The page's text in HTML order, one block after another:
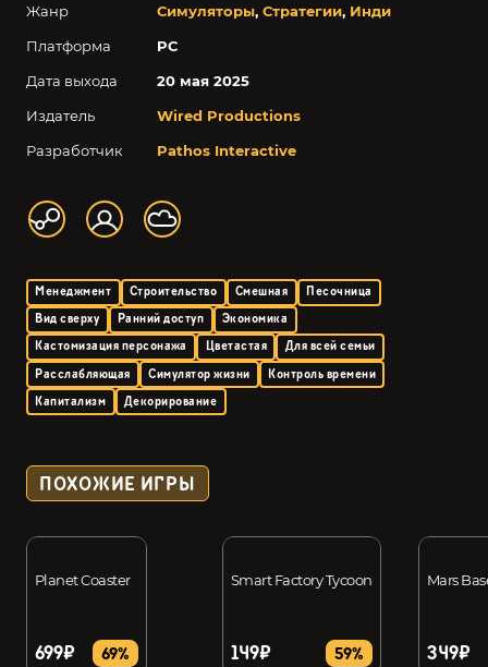
Жанр Симуляторы, Стратегии, Инди
Платформа
PC
Дата выхода
20 мая 2025
Издатель
Wired Productions
Разработчик
Pathos Interactive
Менеджмент Строительство Смешная
Песочница
Вид сверху
Ранний доступ
Экономика
Кастомизация персонажа
Цветастая
Для всей семьи
Расслабляющая
Симулятор жизни
Контроль времени
Капитализм
Декорирование
ПОХОЖИЕ ИГРЫ
Planet Coaster
699₽ 69%
Smart Factory Tycoon
149₽ 59%
Mars
349₽